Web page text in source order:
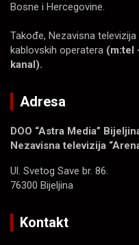
Bosne i Hercegovine.
Takođe, Nezavisna
kablovskih operatera (m:tel
kanal).
Adresa
DOO “Astra Media”
Nezavisna televizija
Ul. Svetog Save br. 86.
76300 Bijeljina
Kontakt